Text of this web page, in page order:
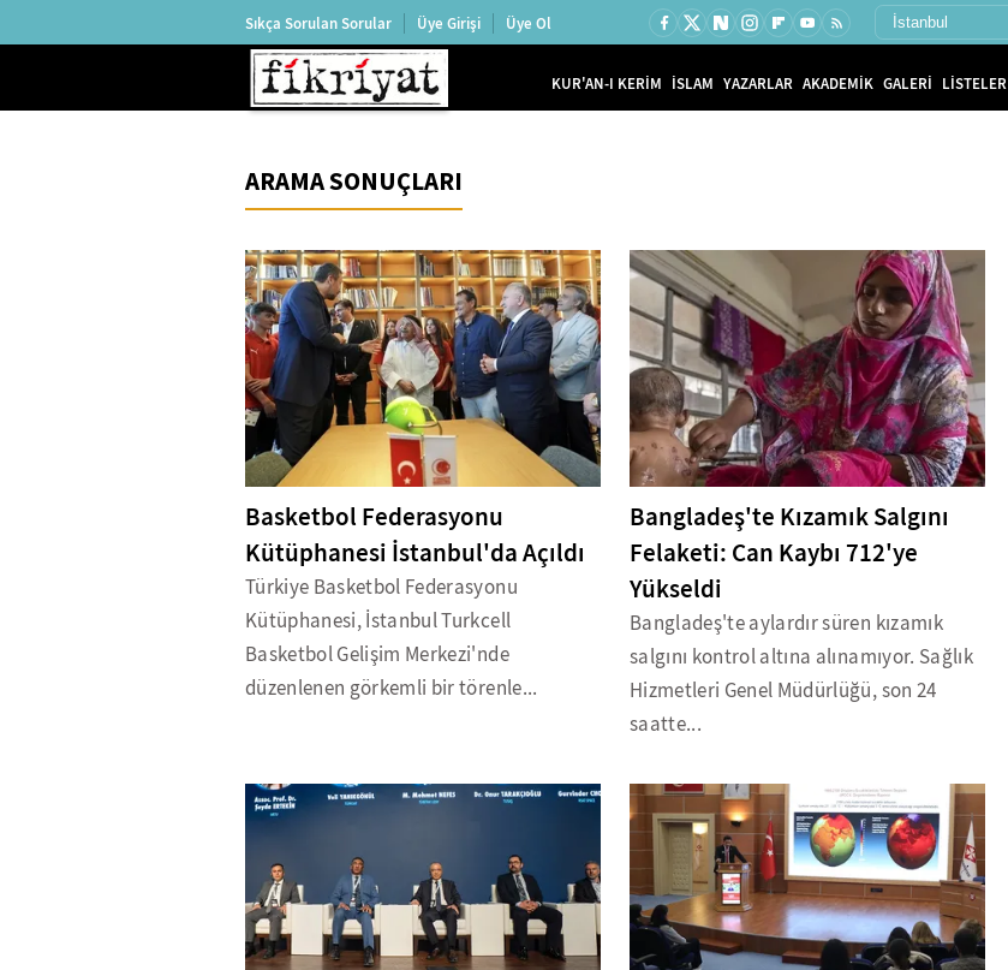
Sıkça Sorulan Sorular Üye Girişi Üye Ol
KUR'AN-I KERİM İSLAM YAZARLAR AKADEMİK GALERİ LİSTELER
ARAMA SONUÇLARI
Basketbol Federasyonu
Kütüphanesi İstanbul'da Açıldı
Türkiye Basketbol Federasyonu
Kütüphanesi, İstanbul Turkcell
Basketbol Gelişim Merkezi'nde
düzenlenen görkemli bir törenle...
Bangladeş'te Kızamık Salgını
Felaketi: Can Kaybı 712'ye
Yükseldi
Bangladeş'te aylardır süren kızamık
salgını kontrol altına alınamıyor. Sağlık
Hizmetleri Genel Müdürlüğü, son 24
saatte...